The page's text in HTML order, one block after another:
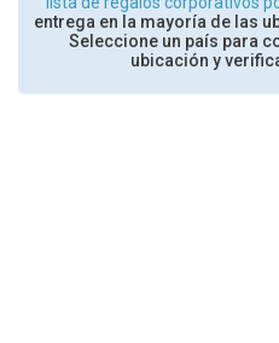
entrega en la mayoría de las
Seleccione un país para
ubicación y